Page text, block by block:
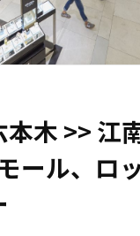
木 >> 江
ール、ロ